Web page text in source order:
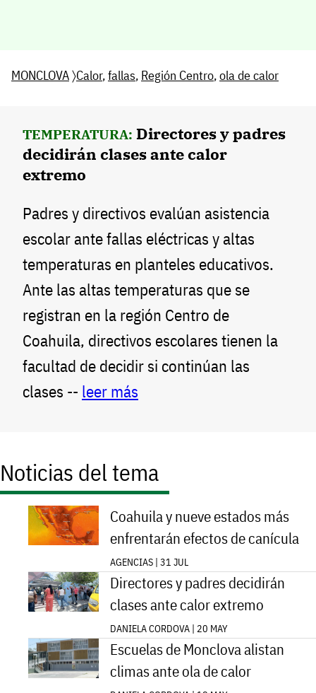
MONCLOVA〉Calor,fallas, Región Centro,ola de calor
TEMPERATURA: Directores y padres
decidirán clases ante calor
extremo
Padres y directivos evalúan asistencia
escolar ante fallas eléctricas y altas
temperaturas en planteles educativos.
Ante las altas temperaturas que se
registran en la región Centro de
Coahuila, directivos escolares tienen la
facultad de decidir si continúan las
clases -- leer más
Noticias del tema
Coahuila y nueve estados más
enfrentarán efectos de canícula
AGENCIAS | 31 JUL
Directores y padres decidirán
clases ante calor extremo
DANIELA CORDOVA | 20 MAY
Escuelas de Monclova alistan
climas ante ola de calor